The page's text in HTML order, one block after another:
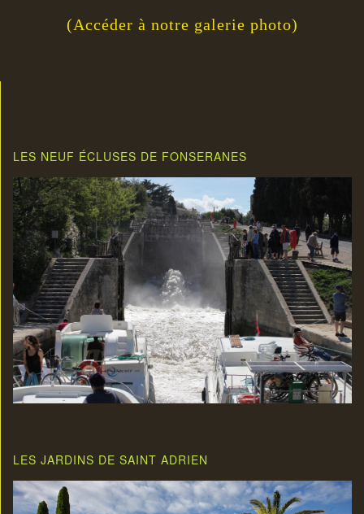
(Accéder à notre galerie photo)
LES NEUF ÉCLUSES DE FONSERANES
LES JARDINS DE SAINT ADRIEN